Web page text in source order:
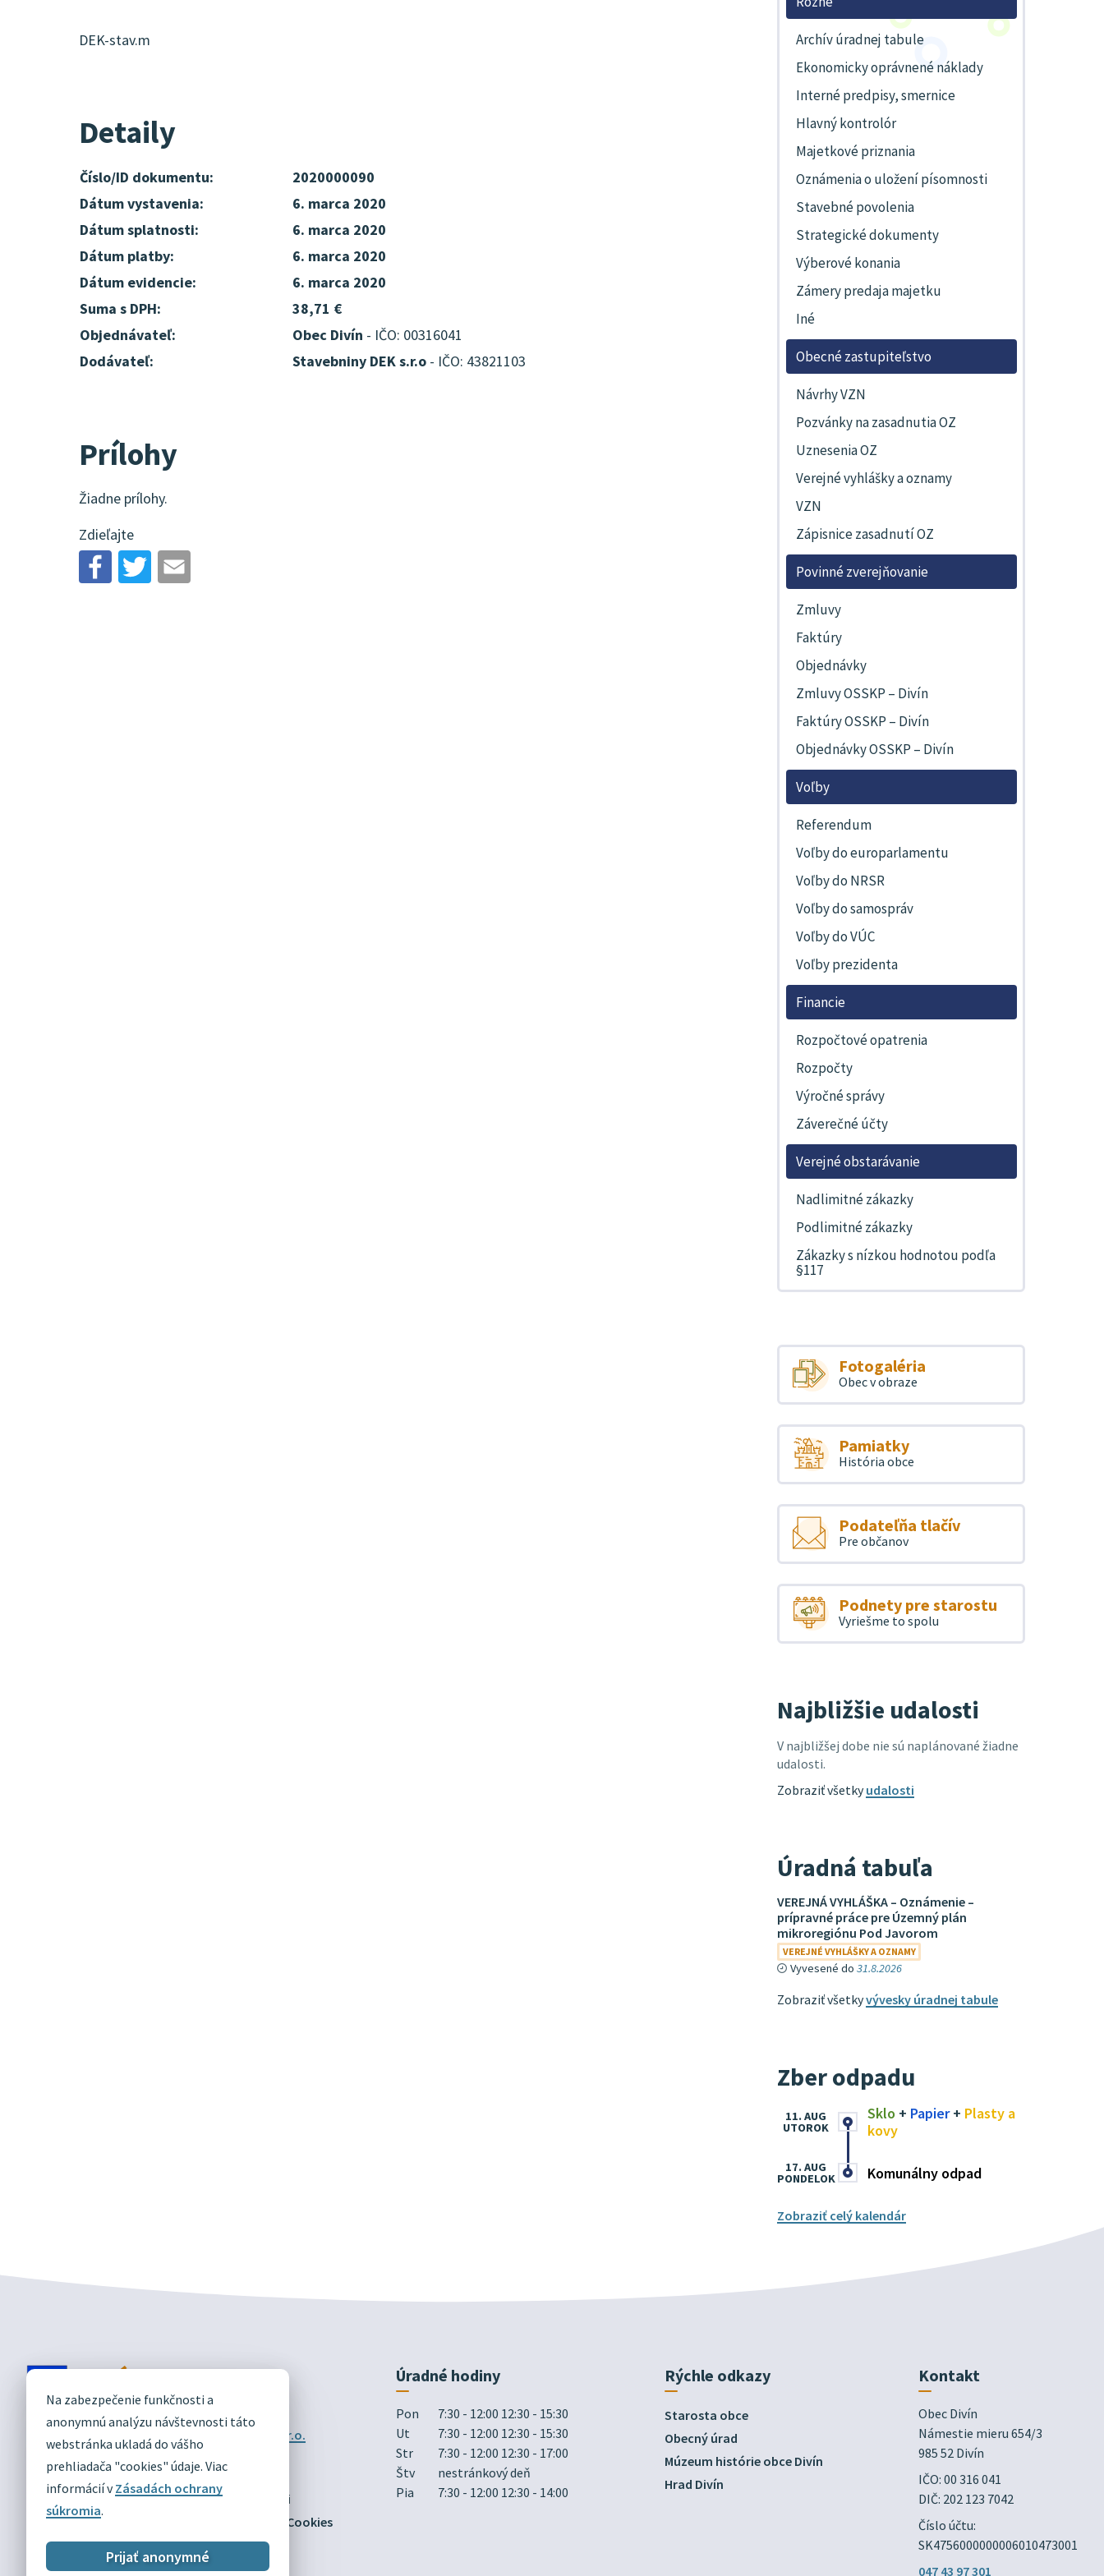
Na zabezpečenie funkčnosti a
anonymnú analýzu návštevnosti táto
webstránka ukladá do vášho
prehliadača "cookies" údaje. Viac
informácií vZásadách ochrany
súkromia.
Prijať anonymné
DEK-stav.m
Detaily
Číslo/ID dokumentu:
2020000090
Dátum vystavenia:
6. marca 2020
Dátum splatnosti:
6. marca 2020
Dátum platby:
6. marca 2020
Dátum evidencie:
6. marca 2020
Suma s DPH:
38,71 €
Objednávateľ:
Obec Divín - IČO: 00316041
Dodávateľ:
Stavebniny DEK s.r.o - IČO: 43821103
Prílohy
Žiadne prílohy.
Zdieľajte
Archív úradnej tabule
Ekonomicky oprávnené náklady
Interné predpisy, smernice
Hlavný kontrolór
Majetkové priznania
Oznámenia o uložení písomnosti
Stavebné povolenia
Strategické dokumenty
Výberové konania
Zámery predaja majetku
Iné
Obecné zastupiteľstvo
Návrhy VZN
Pozvánky na zasadnutia OZ
Uznesenia OZ
Verejné vyhlášky a oznamy
VZN
Zápisnice zasadnutí OZ
Povinné zverejňovanie
Zmluvy
Faktúry
Objednávky
Zmluvy OSSKP – Divín
Faktúry OSSKP – Divín
Objednávky OSSKP – Divín
Voľby
Referendum
Voľby do europarlamentu
Voľby do NRSR
Voľby do samospráv
Voľby do VÚC
Voľby prezidenta
Financie
Rozpočtové opatrenia
Rozpočty
Výročné správy
Záverečné účty
Verejné obstarávanie
Nadlimitné zákazky
Podlimitné zákazky
Zákazky s nízkou hodnotou podľa
§117
Fotogaléria
Obec v obraze
Pamiatky
História obce
Podateľňa tlačív
Pre občanov
Podnety pre starostu
Vyriešme to spolu
Najbližšie udalosti
V najbližšej dobe nie sú naplánované žiadne
udalosti.
Zobraziť všetkyudalosti
Úradná tabuľa
VEREJNÁ VYHLÁŠKA – Oznámenie –
prípravné práce pre Územný plán
mikroregiónu Pod Javorom
VEREJNÉ VYHLÁŠKY A OZNAMY
Vyvesené do 31.8.2026
Zobraziť všetkyvývesky úradnej tabule
Zber odpadu
Sklo + Papier+ Plasty a
kovy
11. AUG
UTOROK
Komunálny odpad
17. AUG
PONDELOK
Zobraziť celý kalendár
DIVÍN
OFICIÁLNE STRÁNKY
Technický prevádzkovateľ:
Alphabet partner s.r.o.
Správca obsahu:Obec Divín
Posledná aktualizácia:03.08.2026
Mapa
Vyhlásenie o prístupnosti
Zásady ochrany osobných údajov
Nastaviť Cookies
Úradné hodiny
Pon
7:30 - 12:00 12:30 - 15:30
Ut
7:30 - 12:00 12:30 - 15:30
Str
7:30 - 12:00 12:30 - 17:00
Štv
nestránkový deň
Pia
7:30 - 12:00 12:30 - 14:00
Rýchle odkazy
Starosta obce
Obecný úrad
Múzeum histórie obce Divín
Hrad Divín
Kontakt
Obec Divín
Námestie mieru 654/3
985 52 Divín
IČO: 00 316 041
DIČ: 202 123 7042
Číslo účtu:
SK4756000000006010473001
047 43 97 301